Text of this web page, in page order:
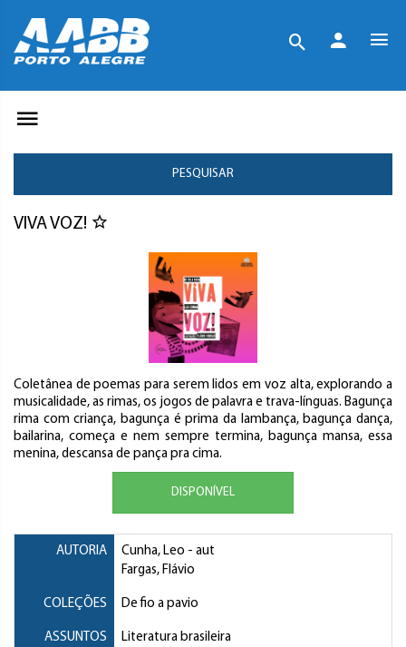
PESQUISAR
VIVA VOZ!
Coletânea de poemas para serem lidos em voz alta, explorando a
musicalidade, as rimas, os jogos de palavra e trava-línguas. Bagunça
rima com criança, bagunça é prima da lambança, bagunça dança,
bailarina, começa e nem sempre termina, bagunça mansa, essa
menina, descansa de pança pra cima.
DISPONÍVEL
AUTORIA Cunha, Leo - aut
Fargas, Flávio
COLEÇÕES De fio a pavio
ASSUNTOS
Literatura brasileira